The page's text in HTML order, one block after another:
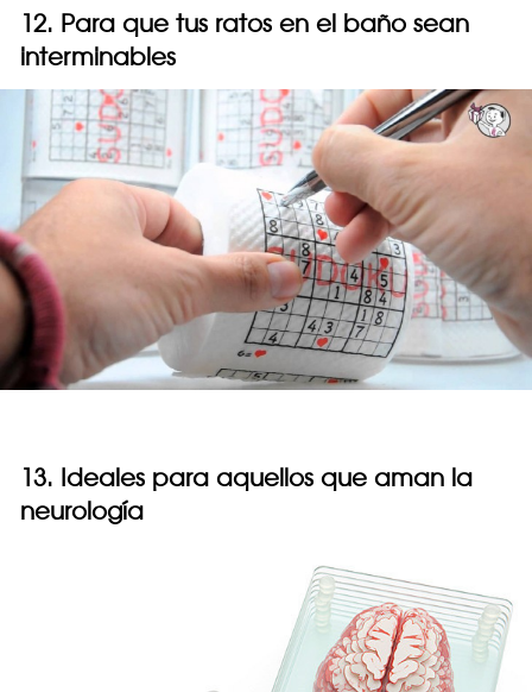
12. Para que tus ratos en el baño sean
interminables
13. Ideales para aquellos que aman la
neurología